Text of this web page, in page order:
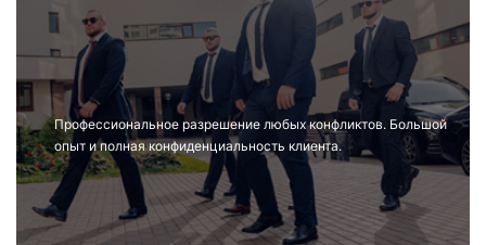
Профессиональное разрешение любых конфликтов. Большой
опыт и полная конфиденциальность клиента.